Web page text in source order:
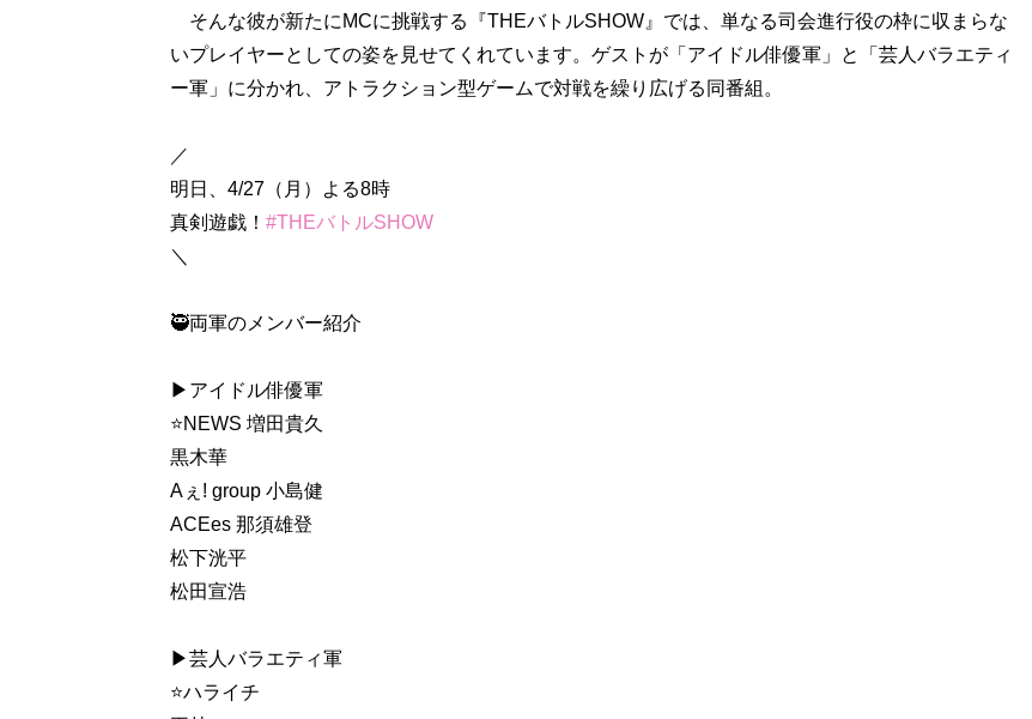
そんな彼が新たにMCに挑戦する『THEバトルSHOW』では、単なる司会進行役の枠に収まらな
いプレイヤーとしての姿を見せてくれています。ゲストが「アイドル俳優軍」と「芸人バラエティ
ー軍」に分かれ、アトラクション型ゲームで対戦を繰り広げる同番組。
／
明日、4/27（月）よる8時
真剣遊戯！ #THEバトルSHOW
＼
🥷両軍のメンバー紹介
▶︎アイドル俳優軍
⭐️NEWS 増田貴久
黒木華
Aぇ! group 小島健
ACEes 那須雄登
松下洸平
松田宣浩
▶︎芸人バラエティ軍
⭐️ハライチ